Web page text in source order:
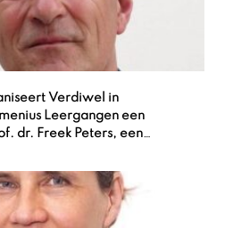
Verdiwel in
Leergangen een
dr. Freek Peters, een
Tijdens deze sessie zal hij
"Wat voor leiderschap is er
toekomst?"